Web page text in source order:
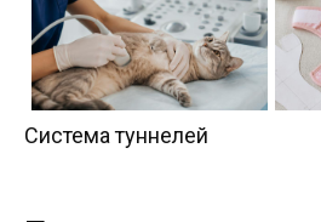
Система туннелей